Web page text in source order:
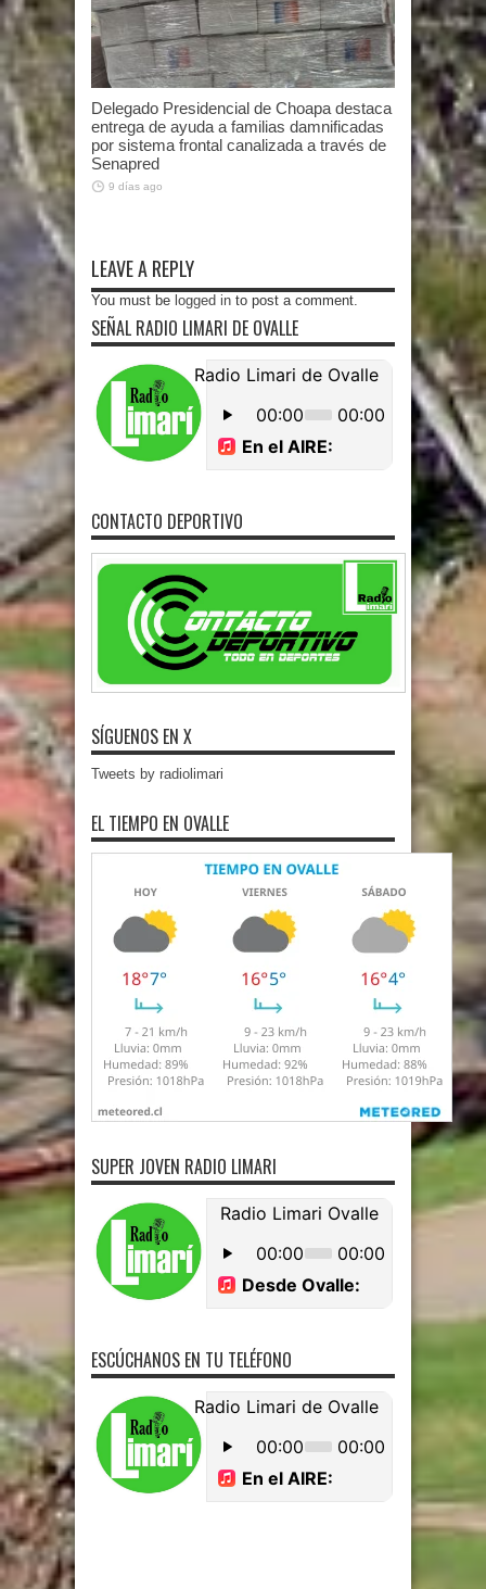
Delegado Presidencial de Choapa destaca
entrega de ayuda a familias damnificadas
por sistema frontal canalizada a través de
Senapred
9 días ago
LEAVE A REPLY
You must be logged in to post a comment.
SEÑAL RADIO LIMARI DE OVALLE
CONTACTO DEPORTIVO
SÍGUENOS EN X
Tweets by radiolimari
EL TIEMPO EN OVALLE
SUPER JOVEN RADIO LIMARI
ESCÚCHANOS EN TU TELÉFONO